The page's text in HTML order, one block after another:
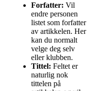
Forfatter: Vil
endre personen
listet som forfatter
av artikkelen. Her
kan du normalt
velge deg selv
eller klubben.
Tittel: Feltet er
naturlig nok
tittelen på